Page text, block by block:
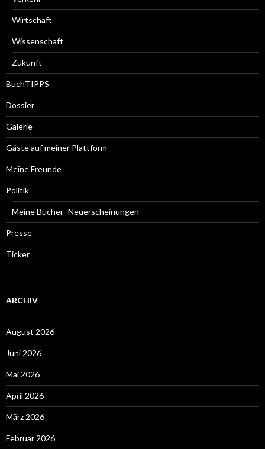
Wirtschaft
Wissenschaft
Zukunft
BuchTIPPS
Dossier
Galerie
Gäste auf meiner Plattform
Meine Freunde
Politik
Meine Bücher -Neuerscheinungen
Presse
Ticker
ARCHIV
August 2026
Juni 2026
Mai 2026
April 2026
März 2026
Februar 2026